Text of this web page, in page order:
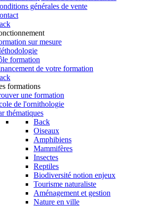
générales de vente
sur mesure
formation
de votre formation
formations
une formation
de l'ornithologie
thématiques
Back
Oiseaux
Amphibiens
Mammifères
Insectes
Reptiles
Biodiversité notion enjeux
Tourisme naturaliste
Aménagement et gestion
Nature en ville